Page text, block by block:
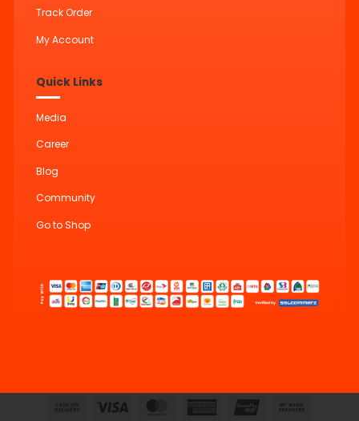
Track Order
My Account
Quick Links
Media
Career
Blog
Community
Go to Shop
Cash
Visa MasterCardAmerican UnionPay